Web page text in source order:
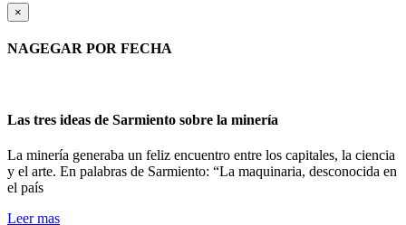
×
NAGEGAR POR FECHA
Las tres ideas de Sarmiento sobre la minería
La minería generaba un feliz encuentro entre los capitales, la ciencia
y el arte. En palabras de Sarmiento: “La maquinaria, desconocida en
el país
Leer mas